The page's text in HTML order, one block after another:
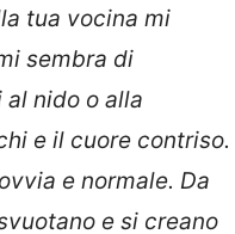
tua vocina mi
sembra di
nido o alla
e il cuore contriso.
e normale. Da
e si creano